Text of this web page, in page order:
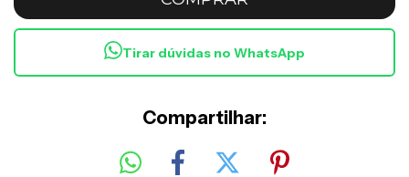
Tirar dúvidas no WhatsApp
Compartilhar: